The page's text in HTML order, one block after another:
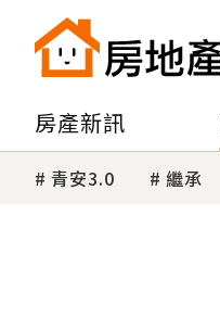
房產新訊
青安3.0 繼承